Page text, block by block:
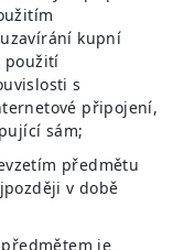
kupní
použití
s
připojení,
sám;
předmětu
v době
je